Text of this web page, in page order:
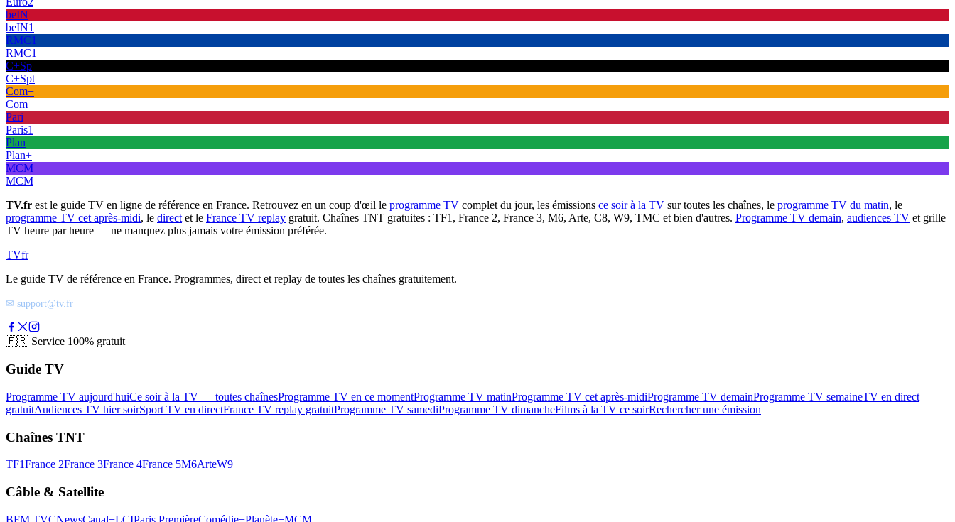
beIN
beIN1
RMC1
RMC1
C+Sp
C+Spt
Com+
Com+
Pari
Paris1
Plan
Plan+
MCM
MCM
TV.fr est le guide TV en ligne de référence en France. Retrouvez en un coup d'œil le programme TV complet du jour, les émissions ce soir à la TV sur toutes les chaînes, le programme TV du matin, le
programme TV cet après-midi, le direct et le France TV replay gratuit. Chaînes TNT gratuites : TF1, France 2, France 3, M6, Arte, C8, W9, TMC et bien d'autres. Programme TV demain, audiences TV et grille
TV heure par heure — ne manquez plus jamais votre émission préférée.
TVfr
Le guide TV de référence en France. Programmes, direct et replay de toutes les chaînes gratuitement.
✉ support@tv.fr
🇫🇷 Service 100% gratuit
Guide TV
Programme TV aujourd'huiCe soir à la TV — toutes chaînesProgramme TV en ce momentProgramme TV matinProgramme TV cet après-midiProgramme TV demainProgramme TV semaineTV en direct
gratuitAudiences TV hier soirSport TV en directFrance TV replay gratuitProgramme TV samediProgramme TV dimancheFilms à la TV ce soirRechercher une émission
Chaînes TNT
TF1France 2France 3France 4France 5M6ArteW9
Câble & Satellite
BFM TVCNewsCanal+LCIParis PremièreComédie+Planète+MCM